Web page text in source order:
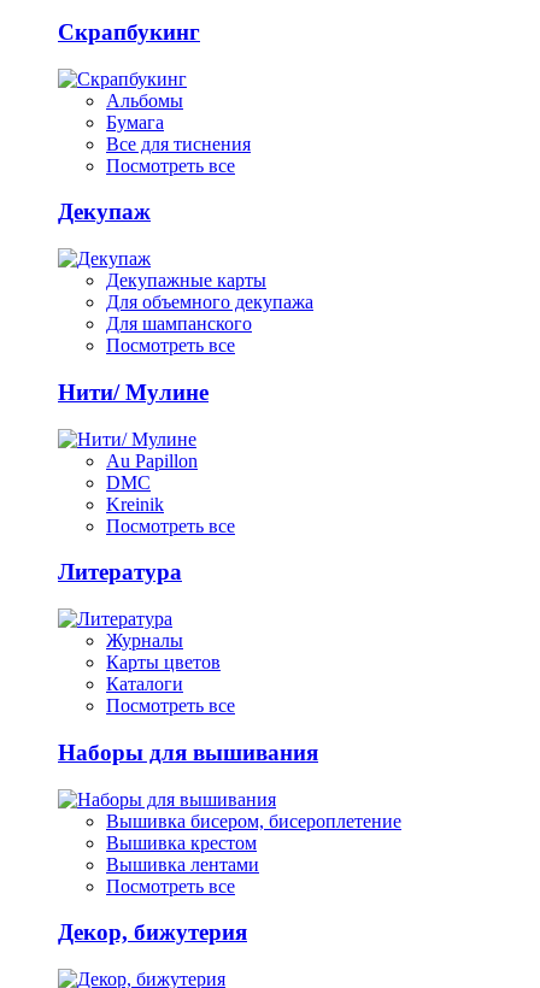
Скрапбукинг
Альбомы
Бумага
Все для тиснения
Посмотреть все
Декупаж
Декупажные карты
Для объемного декупажа
Для шампанского
Посмотреть все
Нити/ Мулине
Au Papillon
DMC
Kreinik
Посмотреть все
Литература
Журналы
Карты цветов
Каталоги
Посмотреть все
Наборы для вышивания
Вышивка бисером, бисероплетение
Вышивка крестом
Вышивка лентами
Посмотреть все
Декор, бижутерия